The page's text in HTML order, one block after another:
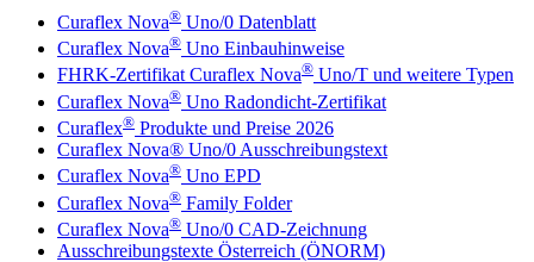
Curaflex Nova® Uno/0 Datenblatt
Curaflex Nova® Uno Einbauhinweise
FHRK-Zertifikat Curaflex Nova® Uno/T und weitere Typen
Curaflex Nova® Uno Radondicht-Zertifikat
Curaflex® Produkte und Preise 2026
Curaflex Nova® Uno/0 Ausschreibungstext
Curaflex Nova® Uno EPD
Curaflex Nova® Family Folder
Curaflex Nova® Uno/0 CAD-Zeichnung
Ausschreibungstexte Österreich (ÖNORM)